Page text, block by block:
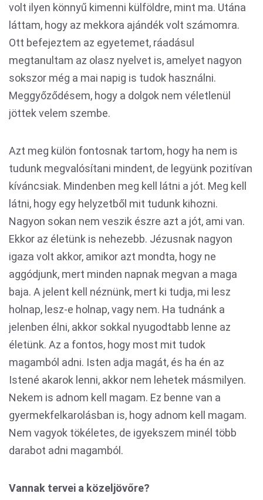
volt ilyen könnyű kimenni külföldre, mint ma. Utána
láttam, hogy az mekkora ajándék volt számomra.
Ott befejeztem az egyetemet, ráadásul
megtanultam az olasz nyelvet is, amelyet nagyon
sokszor még a mai napig is tudok használni.
Meggyőződésem, hogy a dolgok nem véletlenül
jöttek velem szembe.
Azt meg külön fontosnak tartom, hogy ha nem is
tudunk megvalósítani mindent, de legyünk pozitívan
kíváncsiak. Mindenben meg kell látni a jót. Meg kell
látni, hogy egy helyzetből mit tudunk kihozni.
Nagyon sokan nem veszik észre azt a jót, ami van.
Ekkor az életünk is nehezebb. Jézusnak nagyon
igaza volt akkor, amikor azt mondta, hogy ne
aggódjunk, mert minden napnak megvan a maga
baja. A jelent kell néznünk, mert ki tudja, mi lesz
holnap, lesz-e holnap, vagy nem. Ha tudnánk a
jelenben élni, akkor sokkal nyugodtabb lenne az
életünk. Az a fontos, hogy most mit tudok
magamból adni. Isten adja magát, és ha én az
Istené akarok lenni, akkor nem lehetek másmilyen.
Nekem is adnom kell magam. Ez benne van a
gyermekfelkarolásban is, hogy adnom kell magam.
Nem vagyok tökéletes, de igyekszem minél több
darabot adni magamból.
Vannak tervei a közeljövőre?